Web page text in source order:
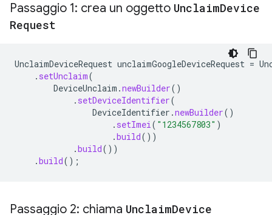
Passaggio 1: crea un oggetto UnclaimDevice
Request
UnclaimDeviceRequest unclaimGoogleDeviceRequest =
. setUnclaim(
DeviceUnclaim .newBuilder()
. setDeviceIdentifier(
DeviceIdentifier .newBuilder()
. setImei( "1234567803" )
.build())
.build())
.build();
Passaggio 2: chiama UnclaimDevice